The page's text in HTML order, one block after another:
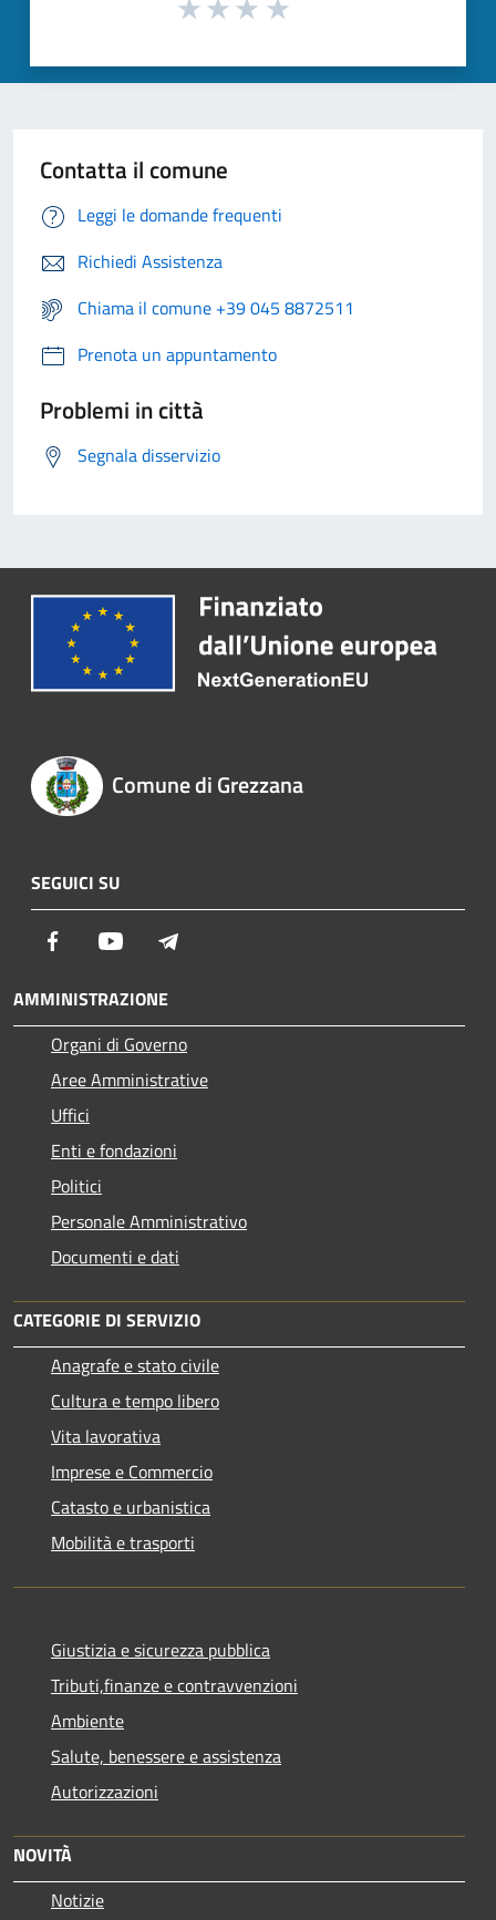
Contatta il comune
Leggi le domande frequenti
Richiedi Assistenza
Chiama il comune +39 045 8872511
Prenota un appuntamento
Problemi in città
Segnala disservizio
Comune di Grezzana
SEGUICI SU
Facebook Youtube
AMMINISTRAZIONE
Organi di Governo
Aree Amministrative
Uffici
Enti e fondazioni
Politici
Personale Amministrativo
Documenti e dati
CATEGORIE DI SERVIZIO
Anagrafe e stato civile
Cultura e tempo libero
Vita lavorativa
Imprese e Commercio
Catasto e urbanistica
Mobilità e trasporti
Giustizia e sicurezza pubblica
Tributi,finanze e contravvenzioni
Ambiente
Salute, benessere e assistenza
Autorizzazioni
NOVITÀ
Notizie